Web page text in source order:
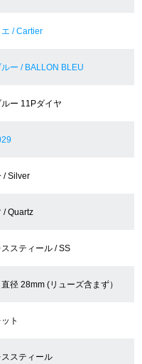
希望の方
/ Cartier
ー / BALLON BLEU
ー 11Pダイヤ
/ Silver
/ Quartz
ススティール / SS
径 28mm (リューズ含まず）
ト
ススティール